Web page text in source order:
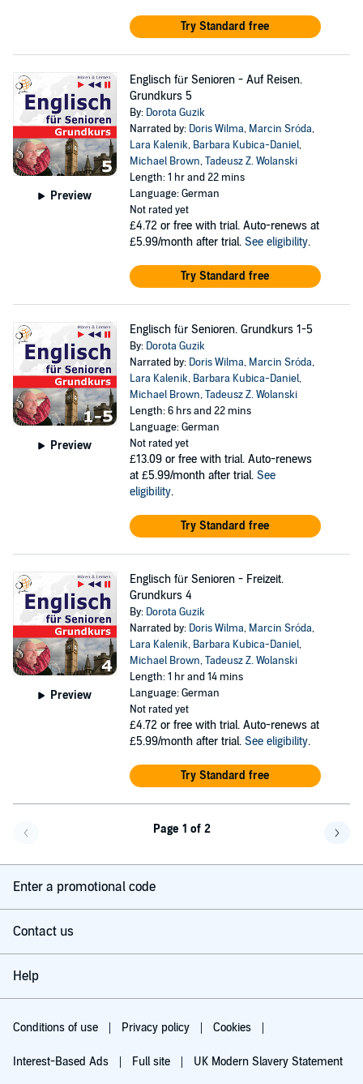
Try Standard free
Preview
Englisch für Senioren - Auf Reisen.
Grundkurs 5
By: Dorota Guzik
Narrated by: Doris Wilma, Marcin Sróda,
Lara Kalenik, Barbara Kubica-Daniel,
Michael Brown,Tadeusz Z. Wolanski
Length: 1 hr and 22 mins
Language: German
Not rated yet
£4.72 or free with trial. Auto-renews at
£5.99/month after trial. See eligibility.
Try Standard free
Preview
Englisch für Senioren. Grundkurs 1-5
By: Dorota Guzik
Narrated by: Doris Wilma, Marcin Sróda,
Lara Kalenik, Barbara Kubica-Daniel,
Michael Brown,Tadeusz Z. Wolanski
Length: 6 hrs and 22 mins
Language: German
Not rated yet
£13.09 or free with trial. Auto-renews
at £5.99/month after trial. See
eligibility.
Try Standard free
Preview
Englisch für Senioren - Freizeit.
Grundkurs 4
By: Dorota Guzik
Narrated by: Doris Wilma, Marcin Sróda,
Lara Kalenik, Barbara Kubica-Daniel,
Michael Brown,Tadeusz Z. Wolanski
Length: 1 hr and 14 mins
Language: German
Not rated yet
£4.72 or free with trial. Auto-renews at
£5.99/month after trial. See eligibility.
Try Standard free
Page 1 of 2
Enter a promotional code
Contact us
Help
Conditions of use Privacy policy Cookies
Interest-Based Ads Full site UK Modern Slavery Statement